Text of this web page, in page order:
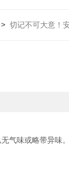
>切记不可大意！
气味或略带异味